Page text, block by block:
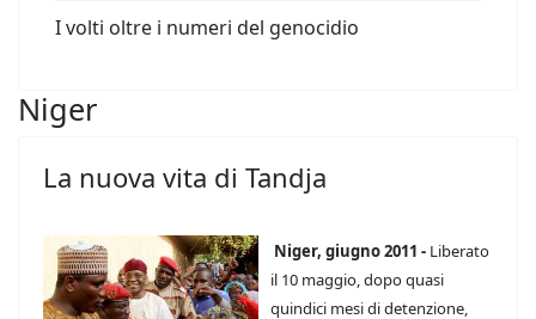
I volti oltre i numeri del genocidio
Niger
La nuova vita di Tandja
Niger, giugno 2011 - Liberato
il 10 maggio, dopo quasi
quindici mesi di detenzione,